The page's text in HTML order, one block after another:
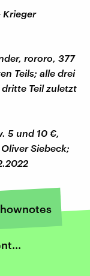
Krieger
rororo, 377
Teils; alle drei
Teil zuletzt
5 und 10 €,
Siebeck;